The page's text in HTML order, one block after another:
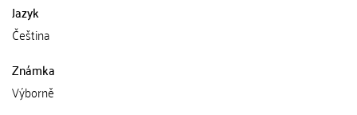
Jazyk
Čeština
Známka
Výborně